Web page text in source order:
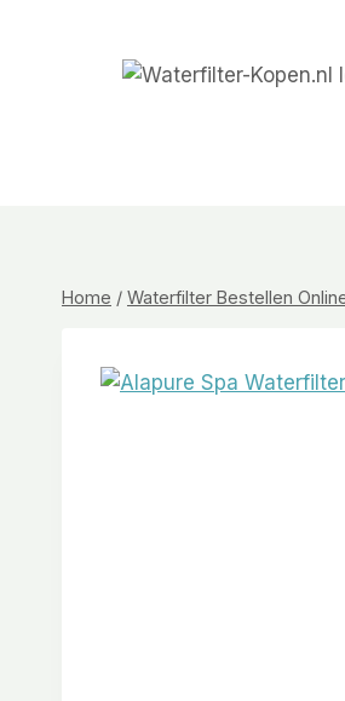
Home / Waterfilter Bestellen